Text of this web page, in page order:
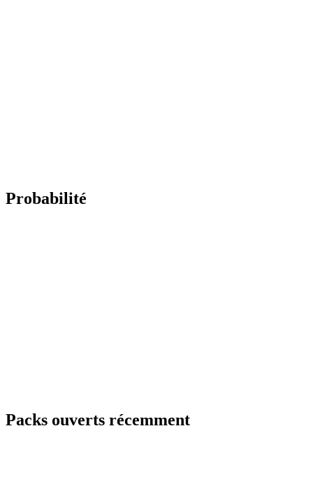
Probabilité
Packs ouverts récemment